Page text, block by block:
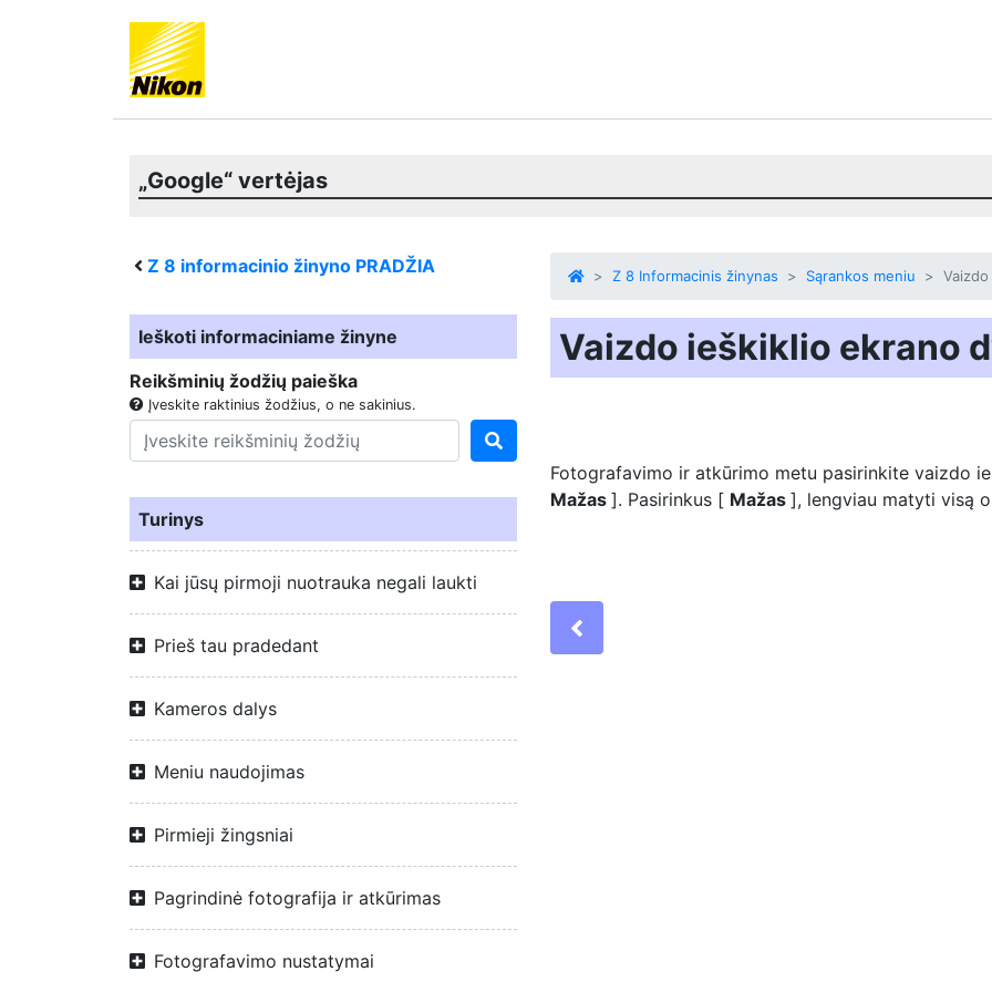
„Google“ vertėjas
Z 8 informacinio žinyno PRADŽIA
Ieškoti informaciniame žinyne
Reikšminių žodžių paieška
Įveskite raktinius žodžius, o ne sakinius.
Turinys
Kai jūsų pirmoji nuotrauka negali laukti
Prieš tau pradedant
Kameros dalys
Meniu naudojimas
Pirmieji žingsniai
Pagrindinė fotografija ir atkūrimas
Fotografavimo nustatymai
Z 8 Informacinis žinynas Sąrankos meniu
Vaizdo ieškiklio ekrano
Fotografavimo ir atkūrimo metu pasirinkite vaizdo
Mažas ]. Pasirinkus [ Mažas ], lengviau matyti visą